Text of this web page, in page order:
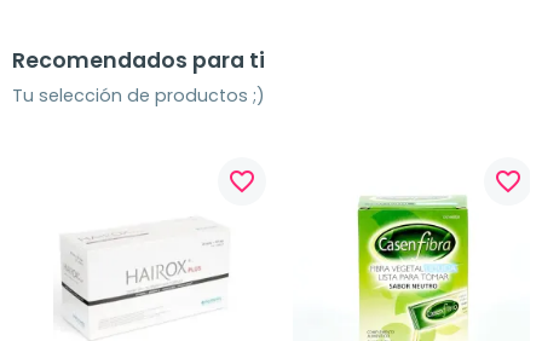
Recomendados para ti
Tu selección de productos ;)
favorite_border favorite_border